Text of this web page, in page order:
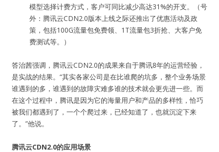
模型选择计费方式，客户可同比减少高达31%的开支。（号
外：腾讯云CDN2.0版本上线之际还推出了优惠活动及政
策，包括100G流量包免费领、1T流量包3折抢、大客户免
费测试等。）
答治茜强调，腾讯云CDN2.0的成果来自于腾讯8年的运营经验，
是实战的结果。“其实各家公司是在比谁爬的坑多，整个业务场景
谁遇到的多，谁遇到的故障灾难多谁的技术就会更先进一些。而
在这个过程中，腾讯是因为它的海量用户和产品的多样性，恰巧
被我们都遇到了，一个个爬过来，已经知道了，也就沉淀下来
了。”他说。
腾讯云CDN2.0的应用场景